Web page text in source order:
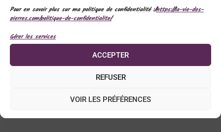
Pour en savoir plus sur ma politique de confidentialité :/https://la-vie-des-
pierres.com/politique-de-confidentialite/
Gérer les services
ACCEPTER
REFUSER
VOIR LES PRÉFÉRENCES
5. Purification et entretien
de la Cornaline
Purification
Il est crucial de purifier régulièrement ta
cornaline pour qu’elle conserve toute son